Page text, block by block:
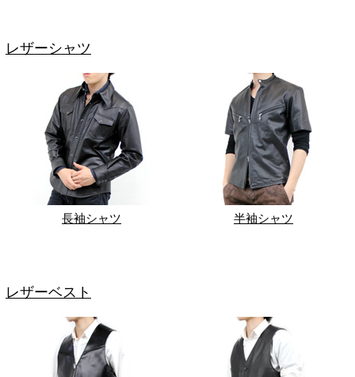
レザーシャツ
長袖シャツ 半袖シャツ
レザーベスト